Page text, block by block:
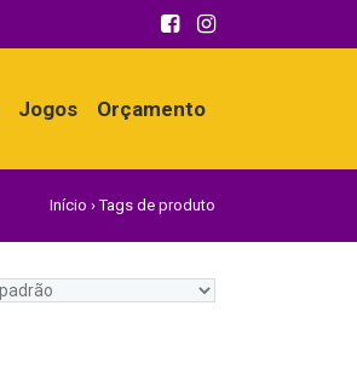
Jogos Orçamento
Início ›Tags de produto